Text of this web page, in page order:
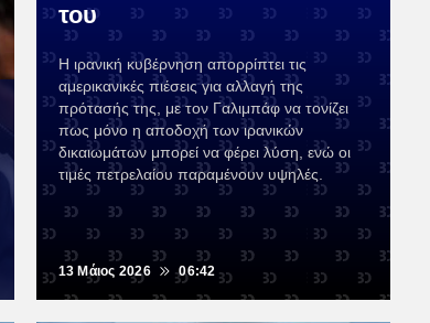
του
Η ιρανική κυβέρνηση απορρίπτει τις
αμερικανικές πιέσεις για αλλαγή της
πρότασής της, με τον Γαλιμπάφ να τονίζει
πως μόνο η αποδοχή των ιρανικών
δικαιωμάτων μπορεί να φέρει λύση, ενώ οι
τιμές πετρελαίου παραμένουν υψηλές.
13 Μάιος 2026 06:42